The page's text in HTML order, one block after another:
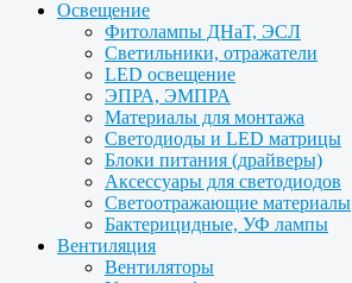
Освещение
Фитолампы ДНаТ, ЭСЛ
Светильники, отражатели
LED освещение
ЭПРА, ЭМПРА
Материалы для монтажа
Светодиоды и LED матрицы
Блоки питания (драйверы)
Аксессуары для светодиодов
Светоотражающие материалы
Бактерицидные, УФ лампы
Вентиляция
Вентиляторы